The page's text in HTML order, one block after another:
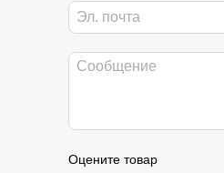
Оцените товар